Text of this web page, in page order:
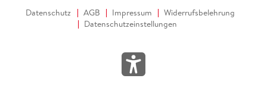
Datenschutz AGB Impressum
Widerrufsbelehrung
Datenschutzeinstellungen